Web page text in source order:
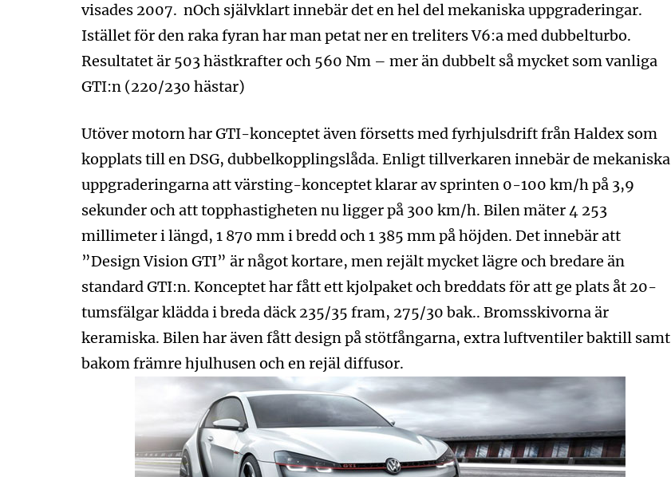
visades 2007. nOch självklart innebär det en hel del mekaniska uppgraderingar.
Istället för den raka fyran har man petat ner en treliters V6:a med dubbelturbo.
Resultatet är 503 hästkrafter och 560 Nm – mer än dubbelt så mycket som vanliga
GTI:n (220/230 hästar)
Utöver motorn har GTI-konceptet även försetts med fyrhjulsdrift från Haldex som
kopplats till en DSG, dubbelkopplingslåda. Enligt tillverkaren innebär de mekaniska
uppgraderingarna att värsting-konceptet klarar av sprinten 0-100 km/h på 3,9
sekunder och att topphastigheten nu ligger på 300 km/h. Bilen mäter 4 253
millimeter i längd, 1 870 mm i bredd och 1 385 mm på höjden. Det innebär att
”Design Vision GTI” är något kortare, men rejält mycket lägre och bredare än
standard GTI:n. Konceptet har fått ett kjolpaket och breddats för att ge plats åt 20-
tumsfälgar klädda i breda däck 235/35 fram, 275/30 bak.. Bromsskivorna är
keramiska. Bilen har även fått design på stötfångarna, extra luftventiler baktill samt
bakom främre hjulhusen och en rejäl diffusor.